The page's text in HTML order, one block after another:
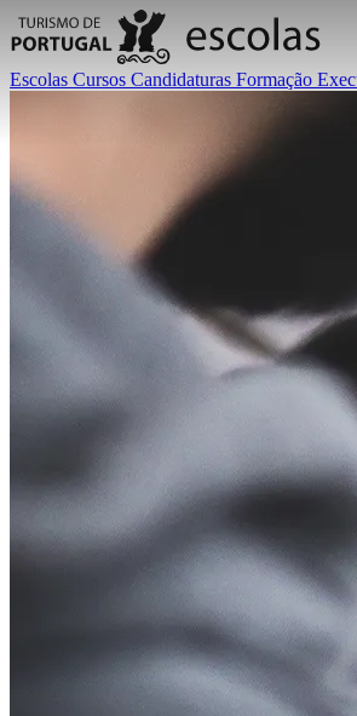
Escolas Cursos Candidaturas Formação